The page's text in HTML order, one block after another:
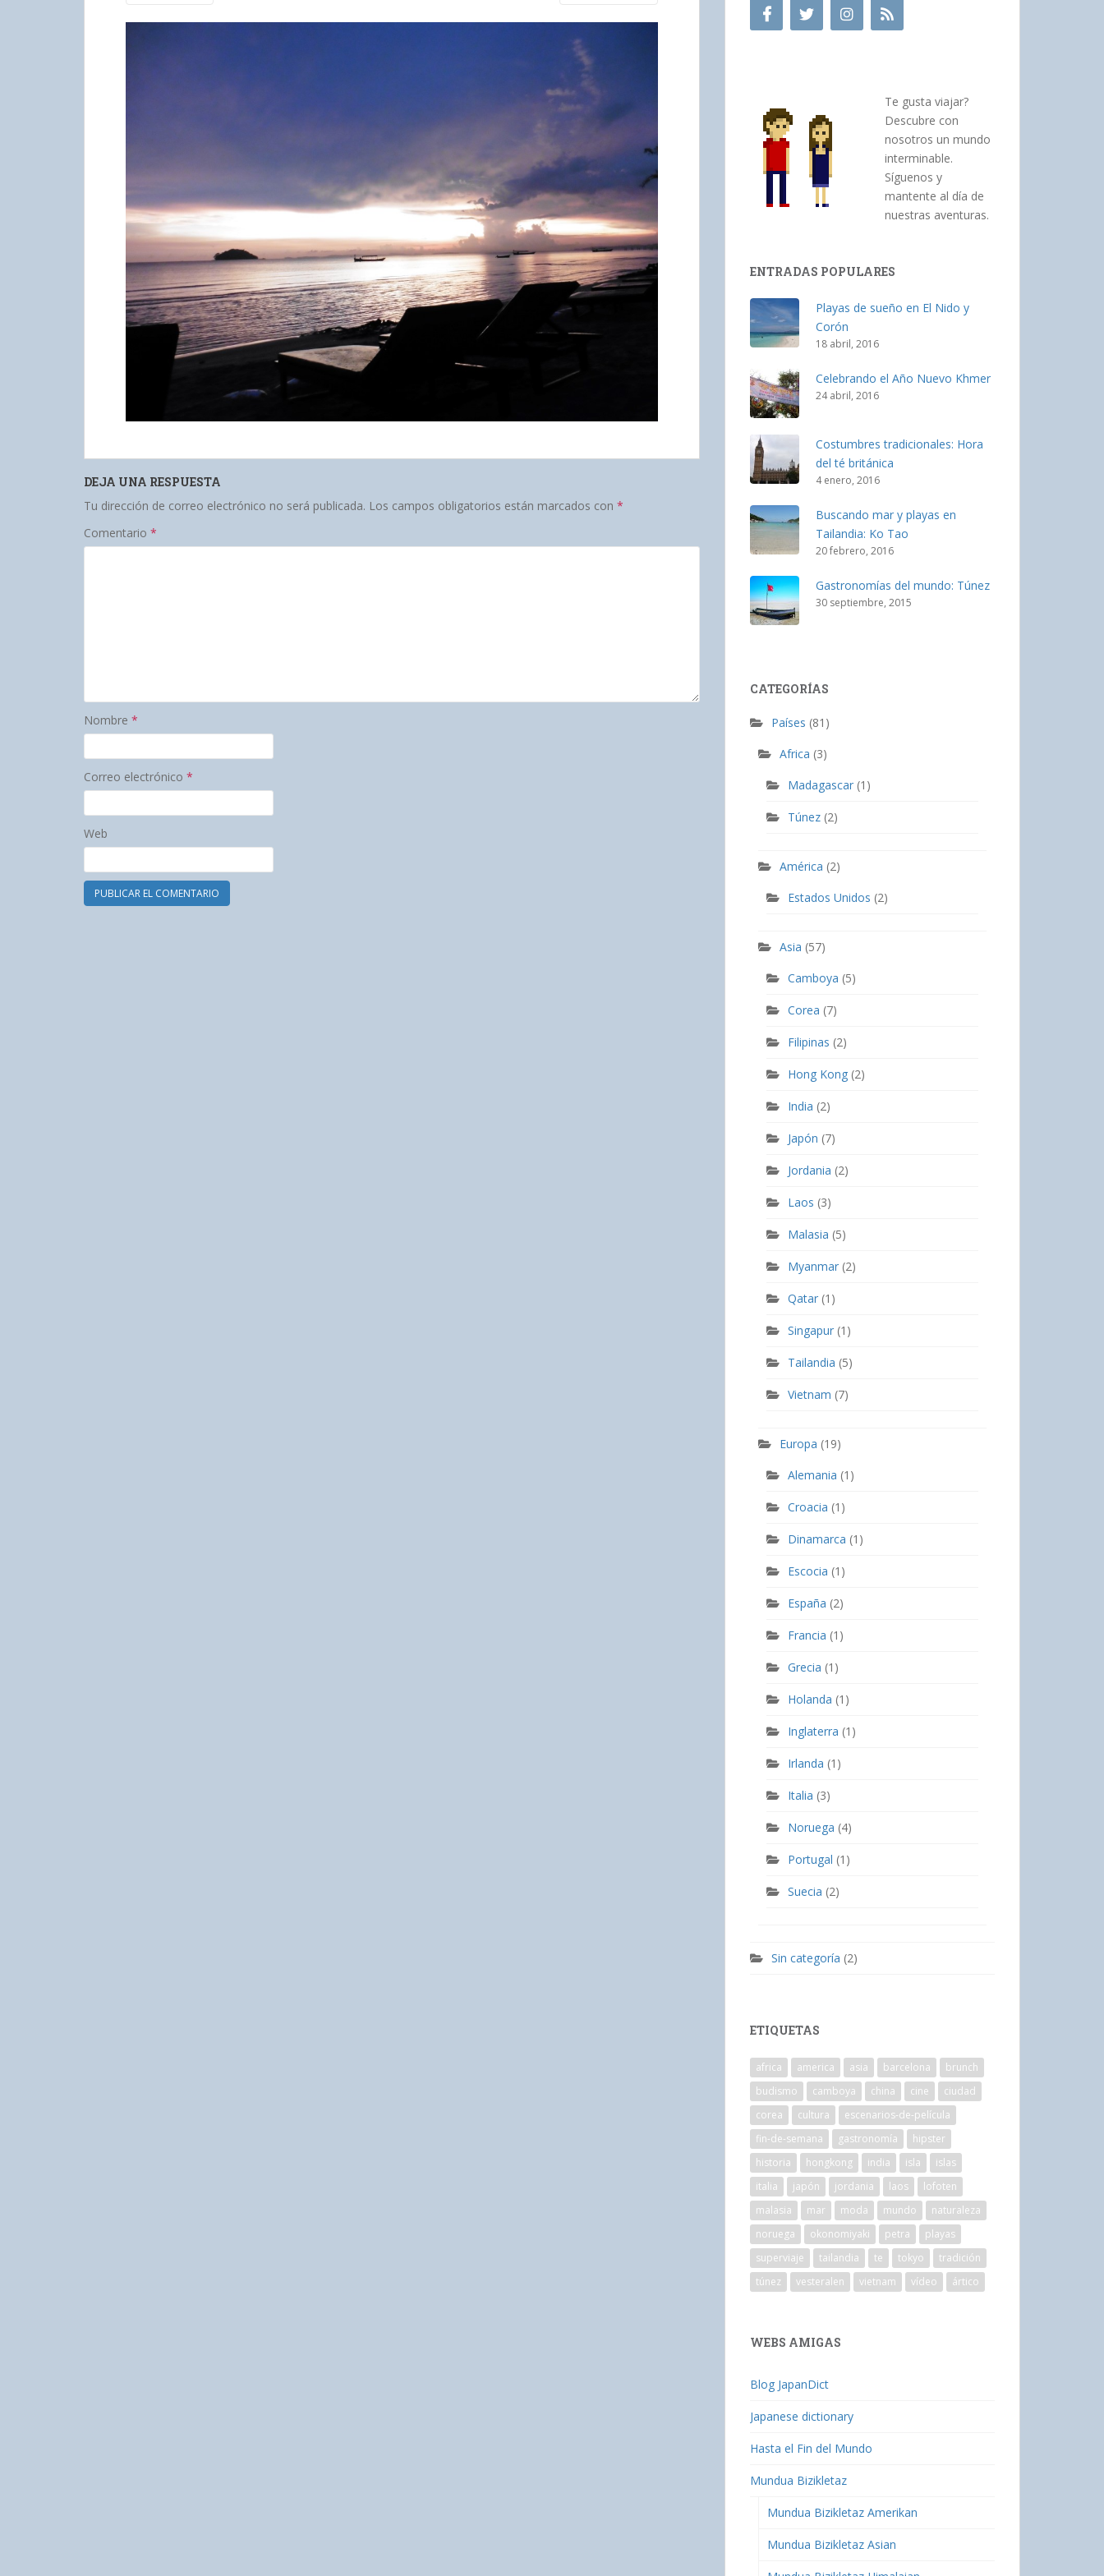
DEJA UNA RESPUESTA
Tu dirección de correo electrónico no será publicada. Los campos obligatorios están marcados con *
Comentario *
Nombre *
Correo electrónico *
Web
Te gusta viajar?
Descubre con
nosotros un mundo
interminable.
Síguenos y
mantente al día de
nuestras aventuras.
ENTRADAS POPULARES
Playas de sueño en El Nido y
Corón
18 abril, 2016
Celebrando el Año Nuevo Khmer
24 abril, 2016
Costumbres tradicionales: Hora
del té británica
4 enero, 2016
Buscando mar y playas en
Tailandia: Ko Tao
20 febrero, 2016
Gastronomías del mundo: Túnez
30 septiembre, 2015
CATEGORÍAS
Países (81)
Africa (3)
Madagascar (1)
Túnez (2)
América (2)
Estados Unidos (2)
Asia (57)
Camboya (5)
Corea (7)
Filipinas (2)
Hong Kong (2)
India (2)
Japón (7)
Jordania (2)
Laos (3)
Malasia (5)
Myanmar (2)
Qatar (1)
Singapur (1)
Tailandia (5)
Vietnam (7)
Europa (19)
Alemania (1)
Croacia (1)
Dinamarca (1)
Escocia (1)
España (2)
Francia (1)
Grecia (1)
Holanda (1)
Inglaterra (1)
Irlanda (1)
Italia (3)
Noruega (4)
Portugal (1)
Suecia (2)
Sin categoría (2)
ETIQUETAS
africa america asia barcelona
brunch
budismo
camboya china cine
ciudad
corea
cultura
escenarios-de-película
fin-de-semana
gastronomía
hipster
historia
hongkong india isla
islas
italia
japón jordania laos
lofoten
malasia
mar moda mundo
naturaleza
noruega
okonomiyaki petra
playas
superviaje
tailandia te tokyo
tradición
túnez
vesteralen vietnam vídeo ártico
WEBS AMIGAS
Blog JapanDict
Japanese dictionary
Hasta el Fin del Mundo
Mundua Bizikletaz
Mundua Bizikletaz Amerikan
Mundua Bizikletaz Asian